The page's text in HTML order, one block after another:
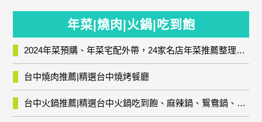
年菜|燒肉|火鍋|吃到飽
2024年菜預購、年菜宅配外帶，24家名店年菜推薦整理，圍爐輕鬆上菜團圓趣
台中燒肉推薦|精選台中燒烤餐廳
台中火鍋推薦|精選台中火鍋吃到飽、麻辣鍋、鴛鴦鍋、石頭火鍋、酸菜白肉鍋、海鮮鍋、燒酒雞、麻油雞、壽喜燒等熱門人氣火鍋店!